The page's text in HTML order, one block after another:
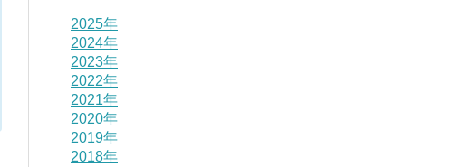
2025年
2024年
2023年
2022年
2021年
2020年
2019年
2018年